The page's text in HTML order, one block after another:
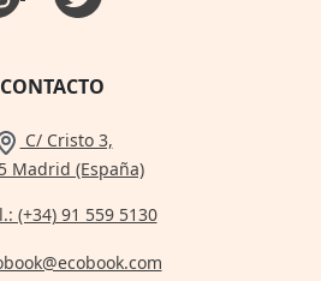
CONTACTO
C/ Cristo 3,
Madrid (España)
(+34) 91 559 5130